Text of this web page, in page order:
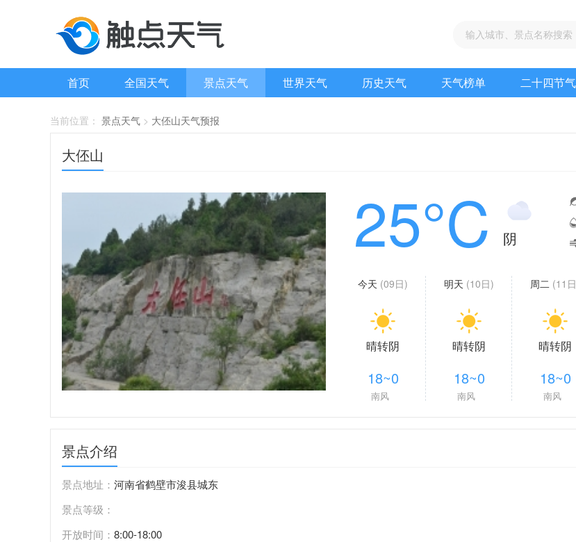
首页 全国天气 景点天气 世界天气 历史天气 天气榜单 二十四节气
当前位置： 景点天气 > 大伾山天气预报
大伾山
25°C 阴
今天 (09日) 明天 (10日) 周二 (11
晴转阴 晴转阴 晴转阴
18~0 18~0 18~0
南风 南风 南风
景点介绍
景点地址： 河南省鹤壁市浚县城东
景点等级：
开放时间： 8:00-18:00